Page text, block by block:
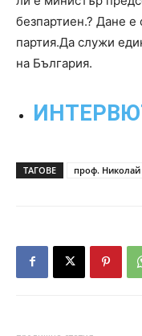
безпартиен.? Дане е
партия.Да служи
на България.
ТАГОВЕ проф.